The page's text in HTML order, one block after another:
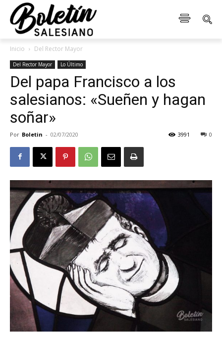
Inicio Del Rector Mayor
Del Rector Mayor Lo Último
Del papa Francisco a los
salesianos: «Sueñen y hagan
soñar»
Por Boletin - 02/07/2020 0
3991